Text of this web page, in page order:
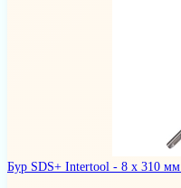
Бур SDS+ Intertool - 8 х 310 мм